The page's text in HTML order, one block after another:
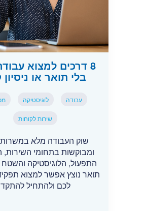
8 דרכים למצוא
בלי תואר או
עבודה לוגיסטיקה
שירות לקוחות
שוק העבודה מלא במשרות
ומבוקשות בתחומי השירות,
התפעול, הלוגיסטיקה והשטח
תואר נוצץ אפשר למצוא
לכם ולהתחיל